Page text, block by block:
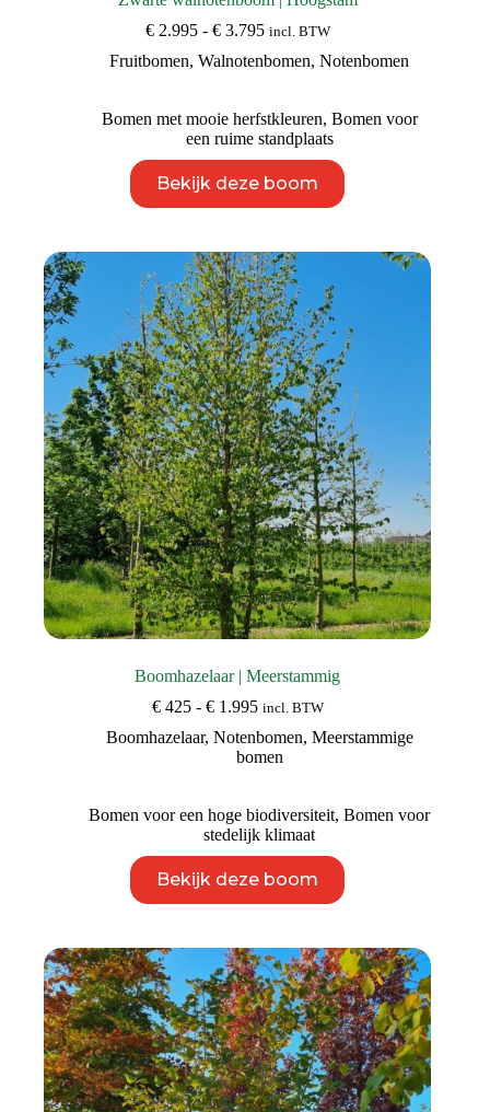
€2.995 - €3.795Prijsklasse:
tot
incl. BTW
Fruitbomen,Walnotenbomen,Notenbomen
Bomen met mooie herfstkleuren, Bomen voor
een ruime standplaats
Bekijk deze boom
product
heeft
Deze
optie
kan
gekozen
worden
op
de
productpagina
Boomhazelaar | Meerstammig
€425 - €1.995Prijsklasse:
tot
€ 1.995
incl. BTW
Boomhazelaar, Notenbomen, Meerstammige
bomen
Bomen voor een hoge biodiversiteit,Bomen voor
stedelijk klimaat
Bekijk deze boom
product
heeft
variaties.
Deze
optie
kan
gekozen
worden
op
de
productpagina